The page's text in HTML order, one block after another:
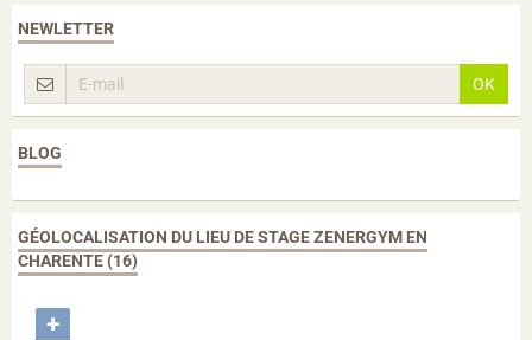
NEWLETTER
OK
BLOG
GÉOLOCALISATION DU LIEU DE STAGE ZENERGYM EN
CHARENTE (16)
+